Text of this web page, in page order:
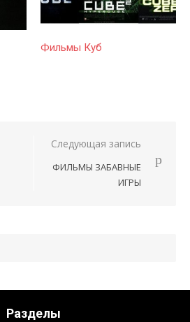
Фильмы Куб
Следующая запись
ФИЛЬМЫ ЗАБАВНЫЕ
ИГРЫ
Разделы